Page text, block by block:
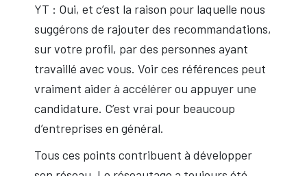
YT : Oui, et c’est la raison pour laquelle nous
suggérons de rajouter des recommandations,
sur votre profil, par des personnes ayant
travaillé avec vous. Voir ces références peut
vraiment aider à accélérer ou appuyer une
candidature. C’est vrai pour beaucoup
d’entreprises en général.
Tous ces points contribuent à développer